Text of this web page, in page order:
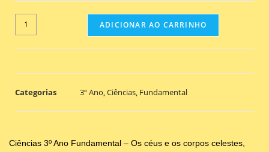
ADICIONAR AO CARRINHO
Categorias 3º Ano Ciências Fundamental
Ciências 3º Ano Fundamental – Os céus e os corpos celestes,